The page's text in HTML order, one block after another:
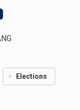
Elections